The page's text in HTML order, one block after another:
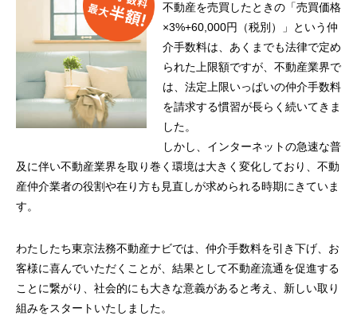
不動産を売買したときの「売買価格
×3%+60,000円（税別）」という仲
介手数料は、あくまでも法律で定め
られた上限額ですが、不動産業界で
は、法定上限いっぱいの仲介手数料
を請求する慣習が長らく続いてきま
した。
しかし、インターネットの急速な普
及に伴い不動産業界を取り巻く環境は大きく変化しており、不動
産仲介業者の役割や在り方も見直しが求められる時期にきていま
す。
わたしたち東京法務不動産ナビでは、仲介手数料を引き下げ、お
客様に喜んでいただくことが、結果として不動産流通を促進する
ことに繋がり、社会的にも大きな意義があると考え、新しい取り
組みをスタートいたしました。